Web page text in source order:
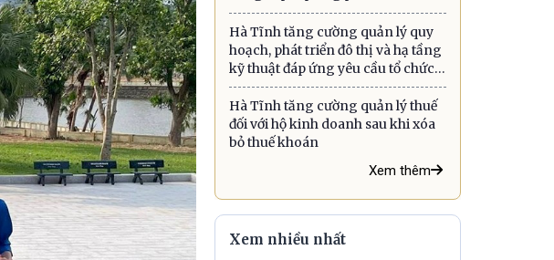
lũ quét, sạt lở đất và gió mạnh trên
biển
Hà Tĩnh tăng cường quản lý quy
hoạch, phát triển đô thị và hạ tầng
kỹ thuật đáp ứng yêu cầu tổ chức
chính quyền địa phương hai cấp
Hà Tĩnh tăng cường quản lý thuế
đối với hộ kinh doanh sau khi xóa
bỏ thuế khoán
Xem thêm
Xem nhiều nhất